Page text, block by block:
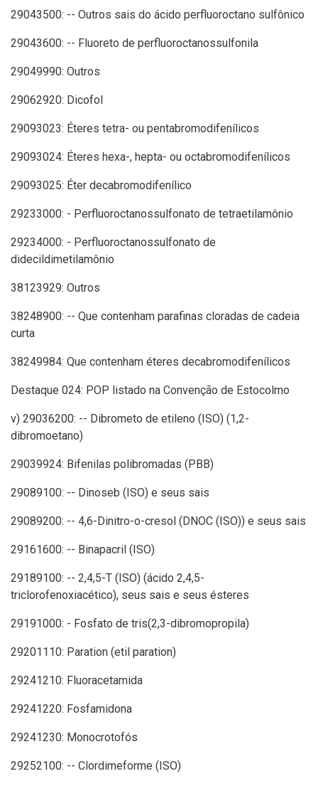
29043500: -- Outros sais do ácido perfluoroctano sulfônico
29043600: -- Fluoreto de perfluoroctanossulfonila
29049990: Outros
29062920: Dicofol
29093023: Éteres tetra- ou pentabromodifenílicos
29093024: Éteres hexa-, hepta- ou octabromodifenílicos
29093025: Éter decabromodifenílico
29233000: - Perfluoroctanossulfonato de tetraetilamônio
29234000: - Perfluoroctanossulfonato de
didecildimetilamônio
38123929: Outros
38248900: -- Que contenham parafinas cloradas de cadeia
curta
38249984: Que contenham éteres decabromodifenílicos
Destaque 024: POP listado na Convenção de Estocolmo
v) 29036200: -- Dibrometo de etileno (ISO) (1,2-
dibromoetano)
29039924: Bifenilas polibromadas (PBB)
29089100: -- Dinoseb (ISO) e seus sais
29089200: -- 4,6-Dinitro-o-cresol (DNOC (ISO)) e seus sais
29161600: -- Binapacril (ISO)
29189100: -- 2,4,5-T (ISO) (ácido 2,4,5-
triclorofenoxiacético), seus sais e seus ésteres
29191000: - Fosfato de tris(2,3-dibromopropila)
29201110: Paration (etil paration)
29241210: Fluoracetamida
29241220: Fosfamidona
29241230: Monocrotofós
29252100: -- Clordimeforme (ISO)